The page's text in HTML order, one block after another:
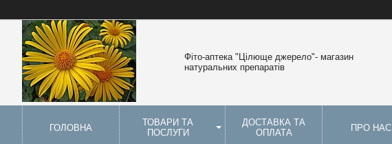
Фіто-аптека "Цілюще джерело"- магазин
натуральних препаратів
ГОЛОВНА
ТОВАРИ ТА
ПОСЛУГИ
ДОСТАВКА ТА
ОПЛАТА
ПРО НАС